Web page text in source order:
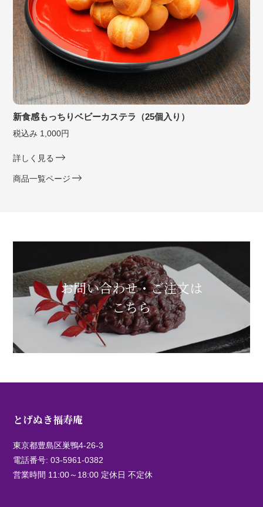
新食感もっちりベビーカステラ（25個入り）
税込み 1,000円
詳しく見る
商品一覧ページ
お問い合わせ・ご注文は
こちら
とげぬき福寿庵
東京都豊島区巣鴨4-26-3
電話番号:03-5961-0382
営業時間 11:00～18:00 定休日 不定休